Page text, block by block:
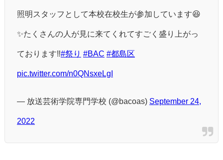
照明スタッフとして本校在校生が参加しています😆
✨たくさんの人が見に来てくれてすごく盛り上がっ
ております‼️#祭り #BAC #都島区
pic.twitter.com/n0QNsxeLgI
— 放送芸術学院専門学校 (@bacoas) September 24,
2022